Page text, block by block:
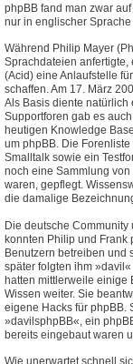
phpBB fand man zwar
nur in englischer Sprache
Während Philip Mayer
Sprachdateien anfertigte,
(Acid) eine Anlaufstelle
schaffen. Am 17. März
Als Basis diente natürlich
Supportforen gab es
heutigen Knowledge
um phpBB. Die
Smalltalk sowie ein
noch eine Sammlung
waren, gepflegt.
die damalige
Die deutsche Community
konnten Philip und Frank
Benutzern betreiben und
später folgten ihm
hatten mittlerweile einige
Wissen weiter. Sie
eigene Hacks für phpBB.
»davilsphpBB«, ein
bereits eingebaut waren
Wie unerwartet schnell